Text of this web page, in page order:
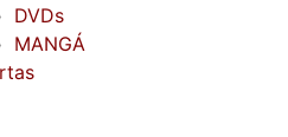
DVDs
MANGÁ